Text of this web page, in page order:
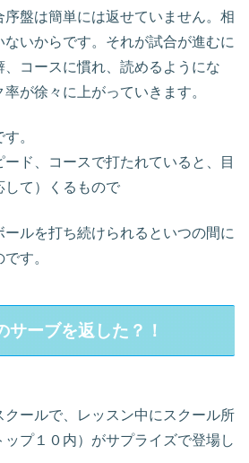
盤は簡単には返せていません。相
いからです。それが試合が進むに
コースに慣れ、読めるようにな
が徐々に上がっていきます。
。
ド、コースで打たれていると、目
して）くるもので
ルを打ち続けられるといつの間に
す。
サーブを返した？！
ールで、レッスン中にスクール所
ップ１０内）がサプライズで登場し